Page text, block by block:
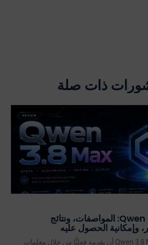
ذات صلة
مراجعة Qwen 3.8 Max: المواصفات، ونتائج
وإمكانية الحصول عليه
اكتشف ما يمكن لـ Qwen 3.8 Max أن يقدمه فعليًّا من خلال معلمات